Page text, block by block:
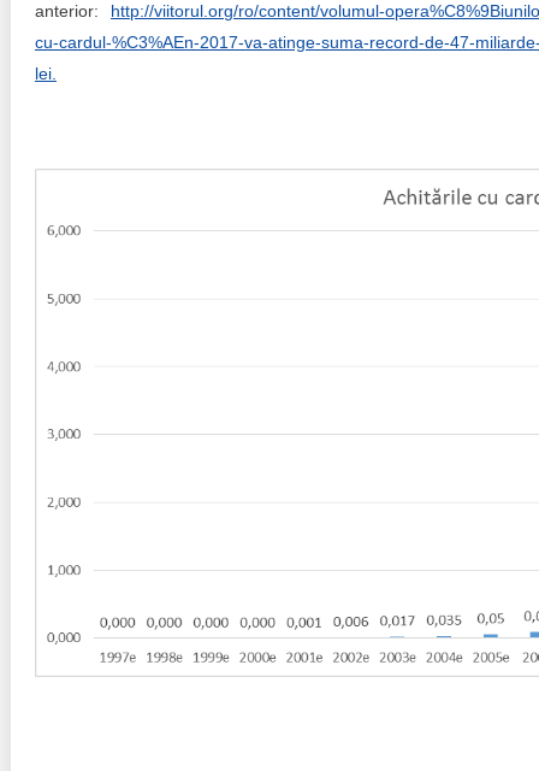
anterior: http://viitorul.org/ro/content/volumul-
cu-cardul-%C3%AEn-2017-va-atinge-suma-record-de-47-
lei.